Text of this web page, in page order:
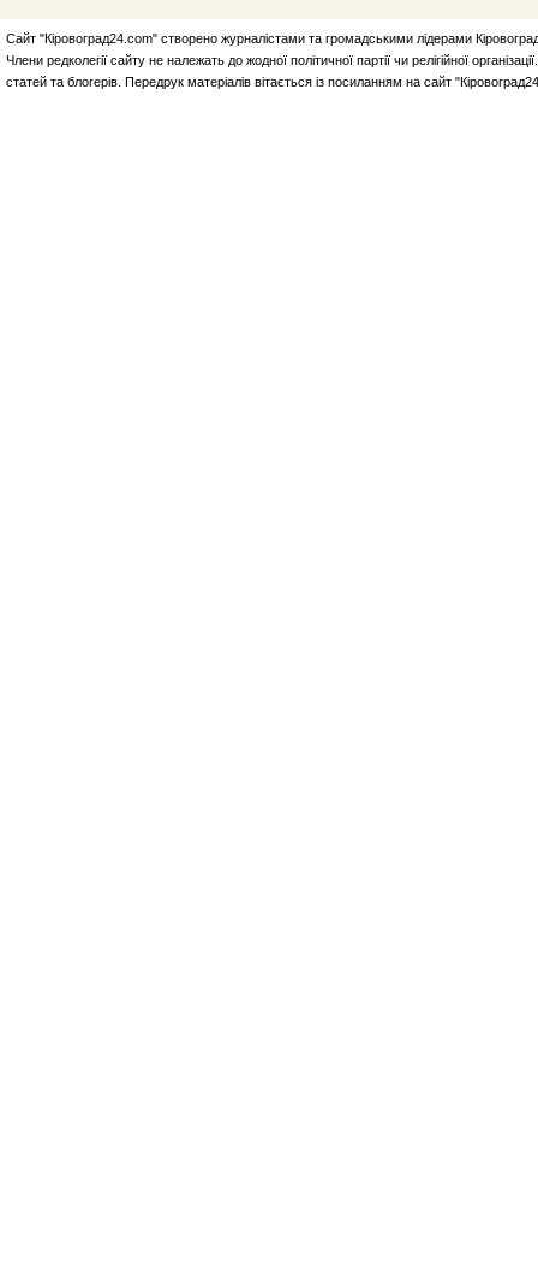
Сайт "Кіровоград24.com" створено журналістами та громадськими лідерами
Члени редколегії сайту не належать до жодної політичної партії чи релігійної
статей та блогерів. Передрук матеріалів вітається із посиланням на сайт